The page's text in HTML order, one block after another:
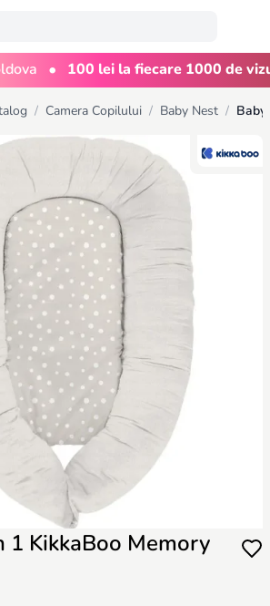
• 100 lei la fiecare 1000 de
/ Camera Copilului / Baby Nest /
1 KikkaBoo Memory